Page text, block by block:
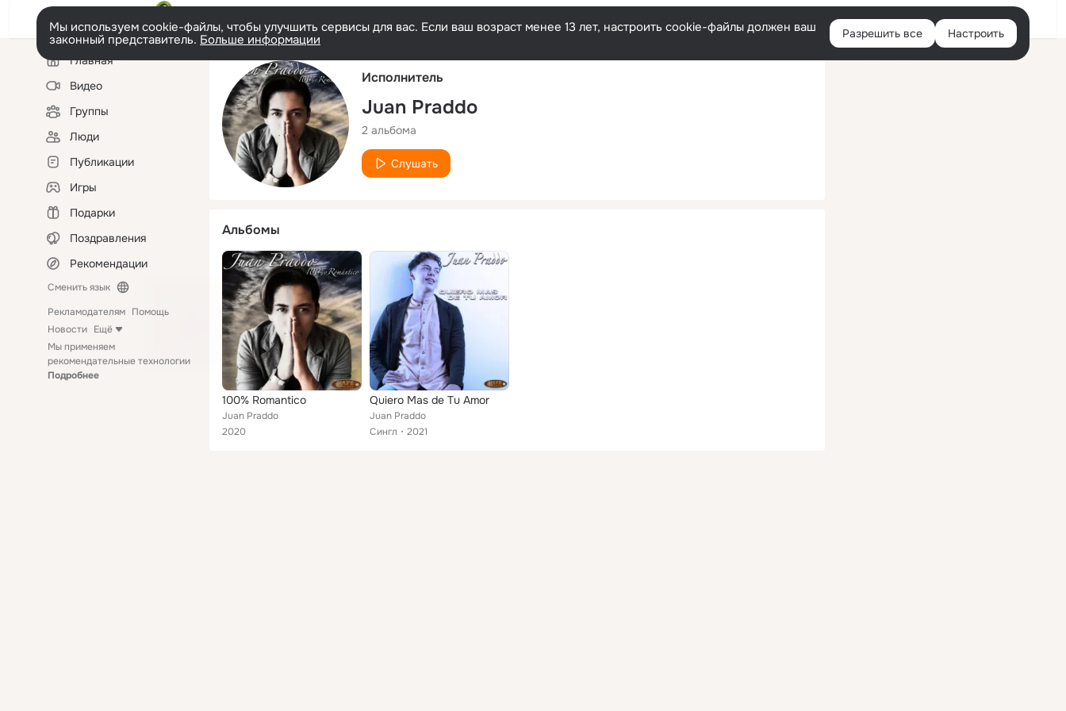
Русский Войти
Мы используем cookie-файлы, чтобы улучшить сервисы для вас. Если ваш возраст менее 13 лет, настроить cookie-файлы должен ваш
законный представитель. Больше информации Разрешить все Настроить
Левая
колонкаГлавная
Видео
Группы
Люди
Публикации
Игры
Подарки
Поздравления
Рекомендации
Сменить язык
Рекламодателям Помощь
Новости Ещё
Мы применяем
рекомендательные технологии
Подробнее
Исполнитель
Juan Praddo
2 альбома
Слушать
Альбомы
100% Romantico
Juan Praddo
2020
Quiero Mas de Tu Amor
Juan Praddo
Сингл
2021